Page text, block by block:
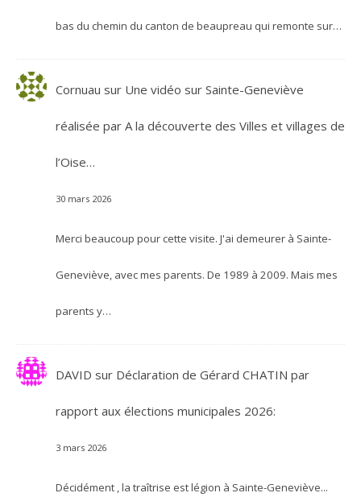
bas du chemin du canton de beaupreau qui remonte sur…
Cornuau sur Une vidéo sur Sainte-Geneviève
réalisée par A la découverte des Villes et villages de
l’Oise…
30 mars 2026
Merci beaucoup pour cette visite. J'ai demeurer à Sainte-
Geneviève, avec mes parents. De 1989 à 2009. Mais mes
parents y…
DAVID sur Déclaration de Gérard CHATIN par
rapport aux élections municipales 2026:
3 mars 2026
Décidément , la traîtrise est légion à Sainte-Geneviève...